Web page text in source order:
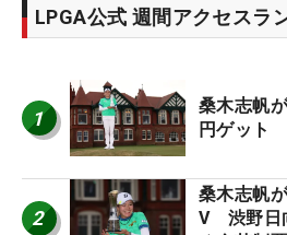
LPGA公式 週間アクセスラ
1
桑木志帆
円ゲット
2
桑木志帆
V 渋野日